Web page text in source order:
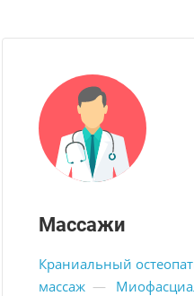
Массажи
Краниальный
массаж —